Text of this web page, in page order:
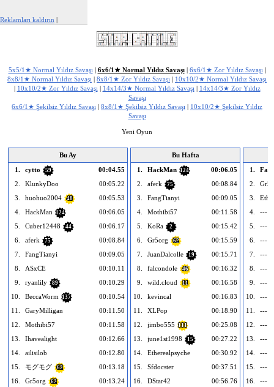
Reklamları kaldırın |
5x5/1★ Normal Yıldız Savaşı 6x6/1★ Normal Yıldız Savaşı| 6x6/1★ Zor Yıldız Savaşı
8x8/1★ Normal Yıldız Savaşı
8x8/1★ Zor Yıldız Savaşı
10x10/2★ Normal Yıldız Savaşı
10x10/2★ Zor Yıldız Savaşı 14x14/3★ Normal Yıldız Savaşı
14x14/3★ Zor Yıldız
Savaşı
6x6/1★ Şekilsiz Yıldız Savaşı
8x8/1★ Şekilsiz Yıldız Savaşı
10x10/2★ Şekilsiz Yıldız
Savaşı
Yeni Oyun
Bu Ay
1.
cytto 59
00:04.55
2.
KlunkyDoo
00:05.22
3.
huohuo2004 48
00:05.53
4.
HackMan 124
00:06.05
5.
Cuber12448 44
00:06.17
6.
aferk 75
00:08.84
7.
FangTianyi
00:09.05
8.
ASxCE
00:10.11
9.
ryanlily 89
00:10.29
10.
BeccaWorm 137
00:10.54
11.
GaryMilligan
00:11.50
12.
Mothibi57
00:11.58
13.
Ihavealight
00:12.66
14.
ailisilob
00:12.80
15.
モグモグ 62
00:13.18
16.
Gr5org 62
00:13.24
Bu Hafta
1.
HackMan 124
00:06.05
2.
aferk 75
00:08.84
3.
FangTianyi
00:09.05
4.
Mothibi57
00:11.58
5.
KoRa 2
00:15.42
6.
Gr5org 62
00:15.59
7.
JuanDalcolle 19
00:15.71
8.
falcondole 46
00:16.32
9.
wild.cloud 11
00:16.58
10.
kevincal
00:16.83
11.
XLPop
00:18.90
12.
jimbo555 111
00:25.08
13.
june1st1998 15
00:27.22
14.
Etherealpsyche
00:30.92
15.
Sfdocster
00:37.51
16.
DStar42
00:56.76
1.
2.
3.
4.
---
5.
---
6.
---
7.
---
8.
---
9.
---
10.
---
11.
---
12.
---
13.
---
14.
---
15.
---
16.
---